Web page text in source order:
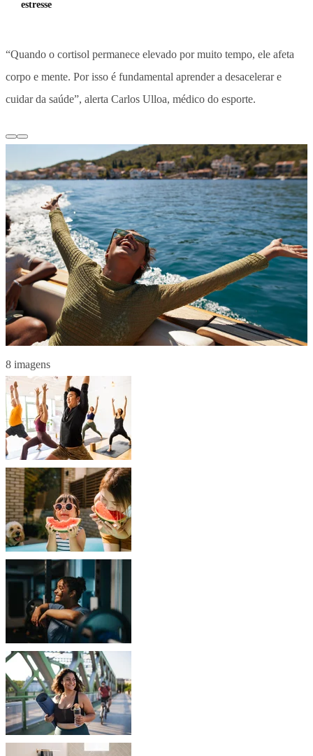
estresse
“Quando o cortisol permanece elevado por muito tempo, ele afeta
corpo e mente. Por isso é fundamental aprender a desacelerar e
cuidar da saúde”, alerta Carlos Ulloa, médico do esporte.
8 imagens